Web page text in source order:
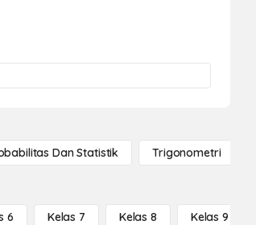
Dan Statistik Trigonometri
6 Kelas 7 Kelas 8 Kelas 9